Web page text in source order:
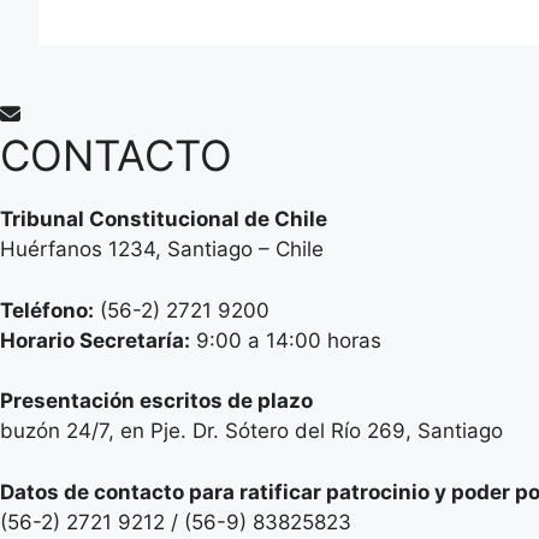
CONTACTO
Tribunal Constitucional de Chile
Huérfanos 1234, Santiago – Chile
Teléfono: (56-2) 2721 9200
Horario Secretaría: 9:00 a 14:00 horas
Presentación escritos de plazo
buzón 24/7, en Pje. Dr. Sótero del Río 269, Santiago
Datos de contacto para ratificar patrocinio y poder
(56-2) 2721 9212 / (56-9) 83825823